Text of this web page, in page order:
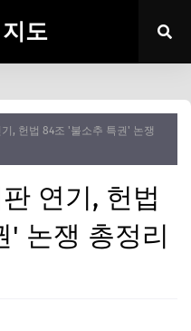
도
, 헌법 84조 '불소추 특권' 논쟁
연기, 헌법
' 논쟁 총정리